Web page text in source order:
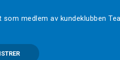
medlem av kundeklubben